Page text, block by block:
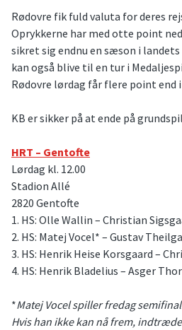
Rødovre fik fuld valuta for deres
Oprykkerne har med otte point
sikret sig endnu en sæson i
kan også blive til en tur i
Rødovre lørdag får flere point end i
KB er sikker på at ende på
HRT – Gentofte
Lørdag kl. 12.00
Stadion Allé
2820 Gentofte
1. HS: Olle Wallin – Christian
2. HS: Matej Vocel* – Gustav
3. HS: Henrik Heise Korsgaard –
4. HS: Henrik Bladelius – Asger
*Matej Vocel spiller fredag
Hvis han ikke kan nå frem,